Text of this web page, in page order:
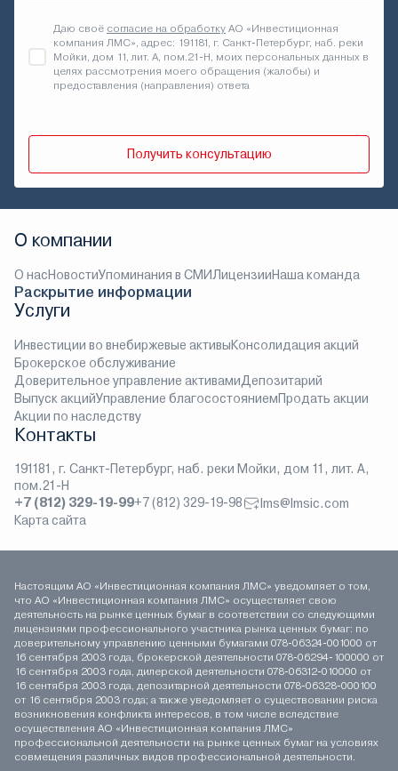
Даю своё согласие на обработку АО «Инвестиционная
компания ЛМС», адрес: 191181, г. Санкт-Петербург, наб. реки
Мойки, дом 11, лит. А, пом.21-Н, моих персональных данных в
целях рассмотрения моего обращения (жалобы) и
предоставления (направления) ответа
Получить консультацию
О компании
О насНовостиУпоминания в СМИЛицензииНаша команда
Раскрытие информации
Услуги
Инвестиции во внебиржевые активыКонсолидация акций
Брокерское обслуживание
Доверительное управление активамиДепозитарий
Выпуск акцийУправление благосостояниемПродать акции
Акции по наследству
Контакты
191181, г. Санкт-Петербург, наб. реки Мойки, дом 11, лит. А,
пом.21-Н
+7 (812) 329-19-99+7 (812) 329-19-98
lms@lmsic.com
Карта сайта
Настоящим АО «Инвестиционная компания ЛМС» уведомляет о том,
что АО «Инвестиционная компания ЛМС» осуществляет свою
деятельность на рынке ценных бумаг в соответствии со следующими
лицензиями профессионального участника рынка ценных бумаг: по
доверительному управлению ценными бумагами 078-06324-001000 от
16 сентября 2003 года, брокерской деятельности 078-06294-100000 от
16 сентября 2003 года, дилерской деятельности 078-06312-010000 от
16 сентября 2003 года, депозитарной деятельности 078-06328-000100
от 16 сентября 2003 года; а также уведомляет о существовании риска
возникновения конфликта интересов, в том числе вследствие
осуществления АО «Инвестиционная компания ЛМС»
профессиональной деятельности на рынке ценных бумаг на условиях
совмещения различных видов профессиональной деятельности.